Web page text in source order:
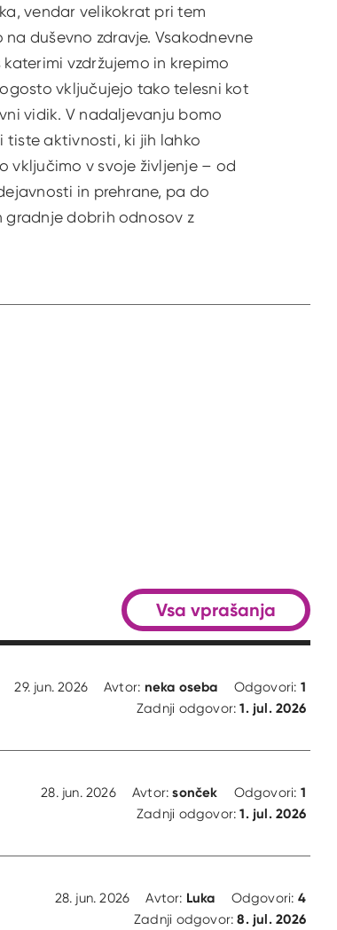
vendar velikokrat pri tem
na duševno zdravje. Vsakodnevne
katerimi vzdržujemo in krepimo
vključujejo tako telesni kot
vidik. V nadaljevanju bomo
tiste aktivnosti, ki jih lahko
vključimo v svoje življenje – od
in prehrane, pa do
gradnje dobrih odnosov z
29. jun. 2026 Avtor: neka oseba Odgovori: 1
Zadnji odgovor:1. jul. 2026
28. jun. 2026 Avtor:sonček Odgovori: 1
Zadnji odgovor:1. jul. 2026
28. jun. 2026 Avtor: Luka Odgovori: 4
Zadnji odgovor:8. jul. 2026
Vsa vprašanja